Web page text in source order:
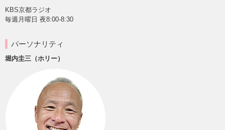
KBS京都ラジオ
毎週月曜日 夜8:00-8:30
パーソナリティ
堀内圭三（ホリー）